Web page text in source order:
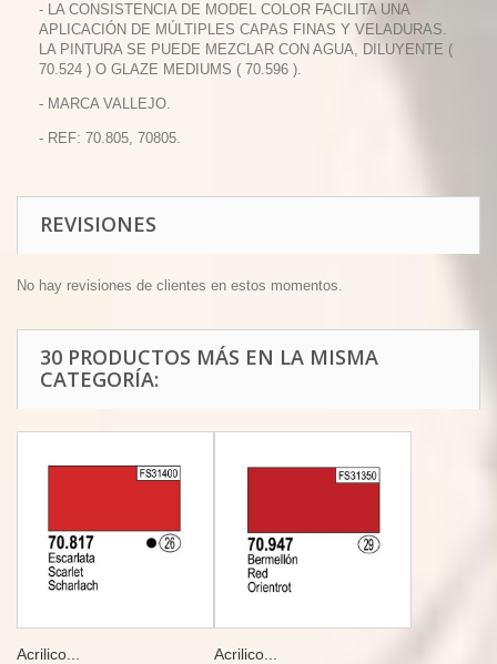
- LA CONSISTENCIA DE MODEL COLOR FACILITA UNA
APLICACIÓN DE MÚLTIPLES CAPAS FINAS Y VELADURAS.
LA PINTURA SE PUEDE MEZCLAR CON AGUA, DILUYENTE (
70.524 ) O GLAZE MEDIUMS ( 70.596 ).
- MARCA VALLEJO.
- REF: 70.805, 70805.
REVISIONES
No hay revisiones de clientes en estos momentos.
30 PRODUCTOS MÁS EN LA MISMA
CATEGORÍA:
Acrilico... Acrilico...